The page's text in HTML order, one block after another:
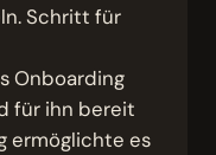
Schritt für
Onboarding
für ihn bereit
ermöglichte es